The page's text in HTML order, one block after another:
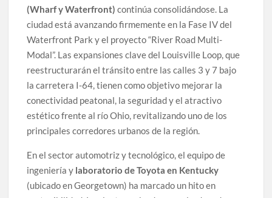
(Wharf y Waterfront) continúa consolidándose. La
ciudad está avanzando firmemente en la Fase IV del
Waterfront Park y el proyecto “River Road Multi-
Modal”. Las expansiones clave del Louisville Loop, que
reestructurarán el tránsito entre las calles 3 y 7 bajo
la carretera I-64, tienen como objetivo mejorar la
conectividad peatonal, la seguridad y el atractivo
estético frente al río Ohio, revitalizando uno de los
principales corredores urbanos de la región.
En el sector automotriz y tecnológico, el equipo de
ingeniería y laboratorio de Toyota en Kentucky
(ubicado en Georgetown) ha marcado un hito en